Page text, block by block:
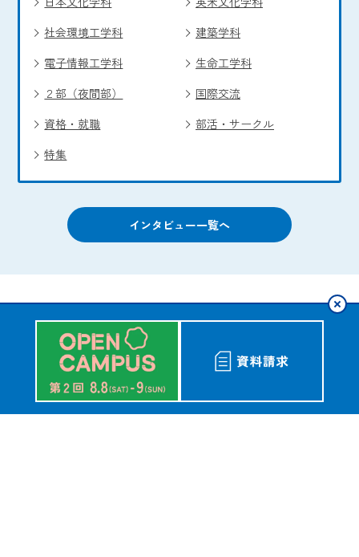
社会環境工学科
建築学科
電子情報工学科
生命工学科
２部（夜間部）
国際交流
資格・就職
部活・サークル
特集
インタビュー一覧へ